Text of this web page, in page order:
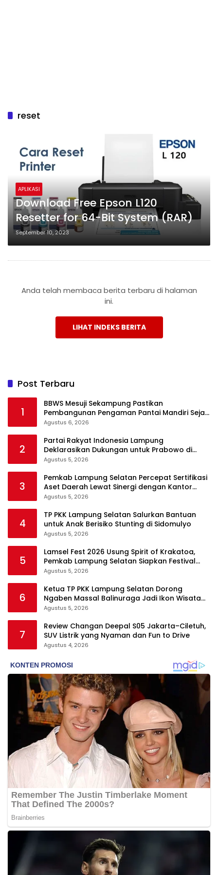
reset
APLIKASI
Download Free Epson L120
Resetter for 64-Bit System (RAR)
September 10, 2023
Anda telah membaca berita terbaru di halaman
ini.
LIHAT INDEKS BERITA
Post Terbaru
1
BBWS Mesuji Sekampung Pastikan
Pembangunan Pengaman Pantai Mandiri Sejati
Krui Penuhi Spesifikasi Teknis
Agustus 6, 2026
2
Partai Rakyat Indonesia Lampung
Deklarasikan Dukungan untuk Prabowo di
Pilpres 2029
Agustus 5, 2026
3
Pemkab Lampung Selatan Percepat Sertifikasi
Aset Daerah Lewat Sinergi dengan Kantor
Pertanahan
Agustus 5, 2026
4
TP PKK Lampung Selatan Salurkan Bantuan
untuk Anak Berisiko Stunting di Sidomulyo
Agustus 5, 2026
5
Lamsel Fest 2026 Usung Spirit of Krakatoa,
Pemkab Lampung Selatan Siapkan Festival
Lebih Spektakuler
Agustus 5, 2026
6
Ketua TP PKK Lampung Selatan Dorong
Ngaben Massal Balinuraga Jadi Ikon Wisata
Budaya
Agustus 5, 2026
7
Review Changan Deepal S05 Jakarta–Ciletuh,
SUV Listrik yang Nyaman dan Fun to Drive
Agustus 4, 2026